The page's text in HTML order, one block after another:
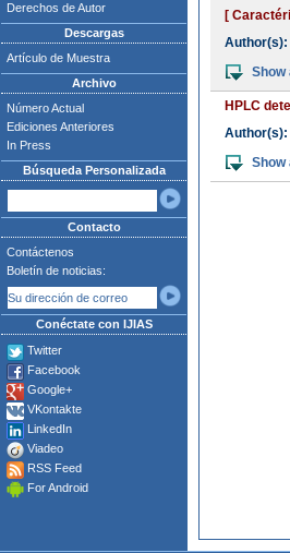
Derechos de Autor
Descargas
Artículo de Muestra
Archivo
Número Actual
Ediciones Anteriores
In Press
Búsqueda Personalizada
Contacto
Contáctenos
Boletín de noticias:
Conéctate con IJIAS
Twitter
Facebook
Google+
VKontakte
LinkedIn
Viadeo
RSS Feed
For Android
[
Author(s):
Show
HPLC
Author(s):
Show